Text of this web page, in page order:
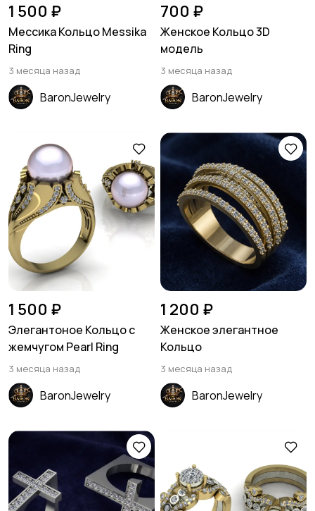
1 500 ₽
Мессика Кольцо Messika
Ring
3 месяца назад
BaronJewelry
700 ₽
Женское Кольцо 3D
модель
3 месяца назад
BaronJewelry
1 500 ₽
Элегантоное Кольцо с
жемчугом Pearl Ring
3 месяца назад
BaronJewelry
1 200 ₽
Женское элегантное
Кольцо
3 месяца назад
BaronJewelry